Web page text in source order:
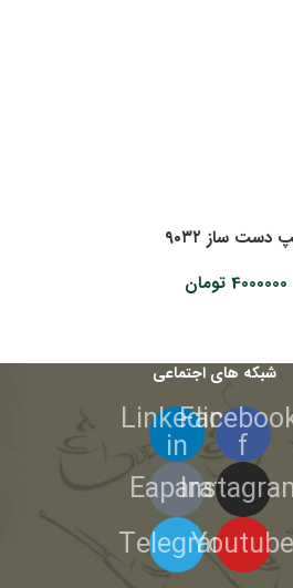
دست ساز ۹۰۳۲
4000000 تومان
شبکه های اجتماعی
f
Linkedin-
in
Eaparat
Youtube
Telegram